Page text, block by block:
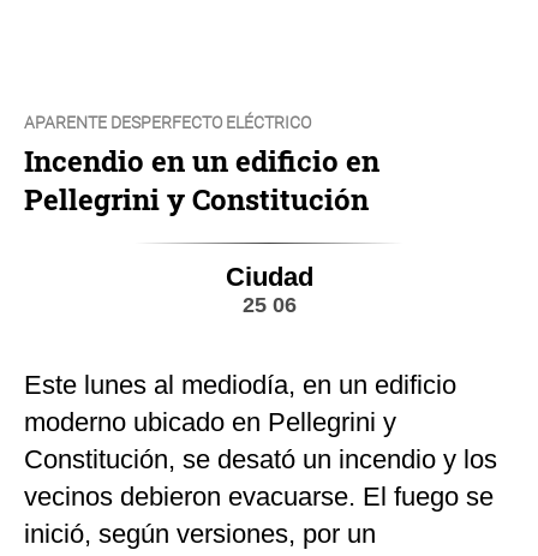
APARENTE DESPERFECTO ELÉCTRICO
Incendio en un edificio en
Pellegrini y Constitución
Ciudad
25 06
Este lunes al mediodía, en un edificio
moderno ubicado en Pellegrini y
Constitución, se desató un incendio y los
vecinos debieron evacuarse. El fuego se
inició, según versiones, por un